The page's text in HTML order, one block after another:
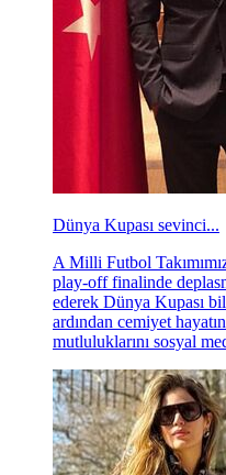
Dünya Kupası sevinci...
A Milli Futbol
play-off finalinde
ederek Dünya Kupası
ardından cemiyet
mutluluklarını sosyal